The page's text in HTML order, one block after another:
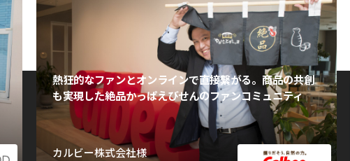
熱狂的なファンとオンラインで直接繋がる。商品の共創
も実現した絶品かっぱえびせんのファンコミュニティ
カルビー株式会社様